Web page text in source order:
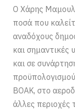
Ο Χάρης
ποσά που
αναδόχους
και
και σε
ΒΟΑΚ, στο
άλλες περιοχές